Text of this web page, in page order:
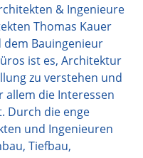
& Ingenieure
Thomas Kauer
Bauingenieur
ist es, Architektur
zu verstehen und
allem die Interessen
Durch die enge
und Ingenieuren
Tiefbau,